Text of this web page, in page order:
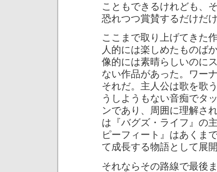
こともできるけれども、
恐れつつ賞賛するだけだ
ここまで取り上げてきた
人的には楽しめたものば
像的には素晴らしいのに
ない作品があった。ワー
それだ。主人公は歌を歌
うしようもない音痴でタ
ンであり、周囲に理解さ
は『バグズ・ライフ』の
ピーフィート』はあくま
て成長する物語として展
それならその路線で最後